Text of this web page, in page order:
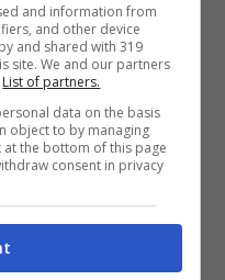
storico di
and information from
and other device
and shared with 319
site. We and our partners
List of partners.
data on the basis
object to by managing
the bottom of this page
consent in privacy